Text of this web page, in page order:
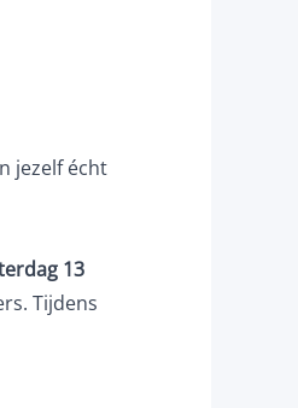
jezelf écht
13
Tijdens